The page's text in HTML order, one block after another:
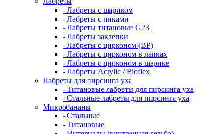
- Лабреты с шариком
- Лабреты с пиками
- Лабреты титановые G23
- Лабреты заклепки
- Лабреты с цирконом (ВР)
- Лабреты с цирконом в лапках
- Лабреты с цирконом в шарике
- Лабреты Acrylic / Bioflex
Лабреты для пирсинга уха
- Титановые лабреты для пирсинга уха
- Стальные лабреты для пирсинга уха
Микробананы
- Стальные
- Титановые